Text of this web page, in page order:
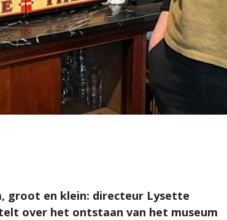
groot en klein: directeur Lysette
over het ontstaan van het museum